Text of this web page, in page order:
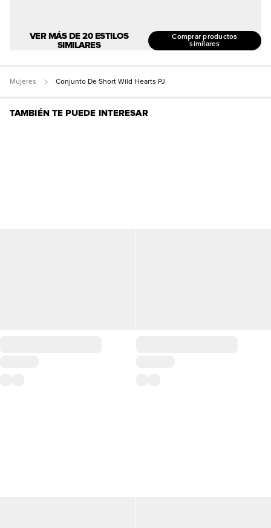
VER MÁS DE 20 ESTILOS
SIMILARES
Comprar productos
similares
Mujeres Conjunto De Short Wild Hearts PJ
TAMBIÉN TE PUEDE INTERESAR